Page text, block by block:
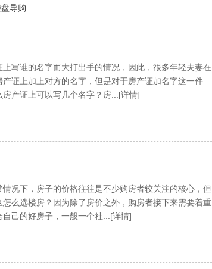
导购
写谁的名字而大打出手的情况，因此，很多年轻夫妻在
证上加上对方的名字，但是对于房产证加名字这一件
产证上可以写几个名字？房...[详情]
况下，房子的价格往往是不少购房者较关注的核心，但
么选楼房？因为除了房价之外，购房者接下来需要着重
己的好房子，一般一个社...[详情]